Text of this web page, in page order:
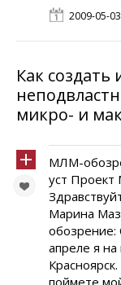
2009-05-
Как создать
микро- и
МЛМ-
уст Проект
Марина
обозрение:
апреле я
поймете